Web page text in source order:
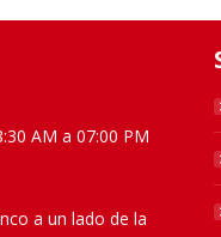
AM a 07:00 PM
a un lado de la